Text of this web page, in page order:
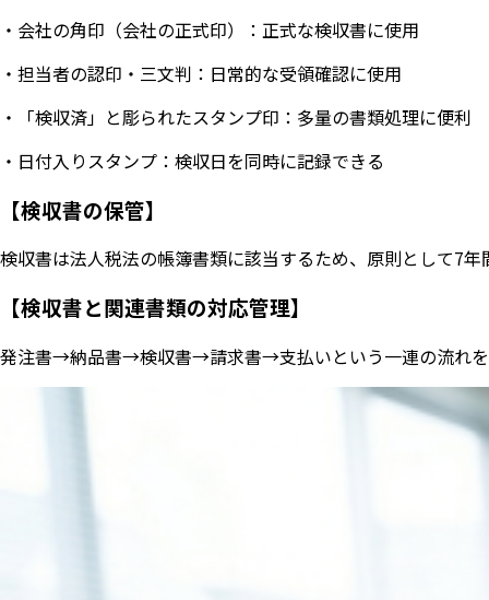
・会社の角印（会社の正式印）：正式な検収書に使用
・担当者の認印・三文判：日常的な受領確認に使用
・「検収済」と彫られたスタンプ印：多量の書類処理に便利
・日付入りスタンプ：検収日を同時に記録できる
【検収書の保管】
検収書は法人税法の帳簿書類に該当するため、原則として7
【検収書と関連書類の対応管理】
発注書→納品書→検収書→請求書→支払いという一連の流れを